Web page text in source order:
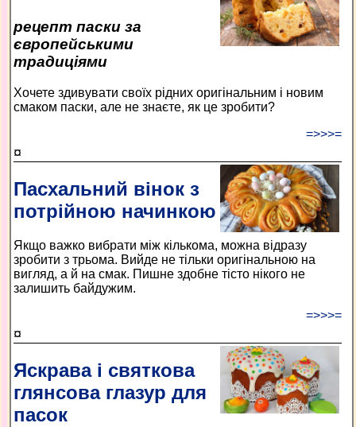
рецепт паски за
європейськими
традиціями
Хочете здивувати своїх рідних оригінальним і новим
смаком паски, але не знаєте, як це зробити?
=>>>=
¤
Пасхальний вінок з
потрійною начинкою
Якщо важко вибрати між кількома, можна відразу
зробити з трьома. Вийде не тільки оригінальною на
вигляд, а й на смак. Пишне здобне тісто нікого не
залишить байдужим.
=>>>=
¤
Яскрава і святкова
глянсова глазур для
пасок